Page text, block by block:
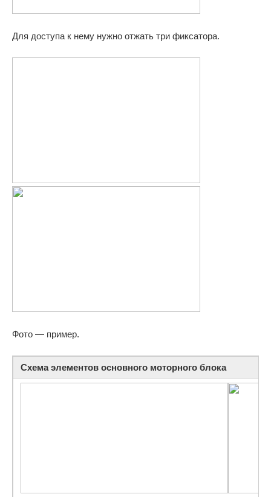
Для доступа к нему нужно отжать три фиксатора.
Фото — пример.
Схема элементов основного моторного блока